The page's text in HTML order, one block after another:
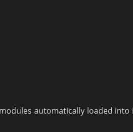
automatically loaded